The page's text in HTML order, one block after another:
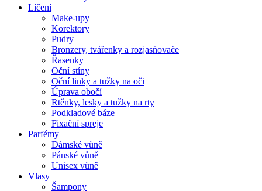
Líčení
Make-upy
Korektory
Pudry
Bronzery, tvářenky a rozjasňovače
Řasenky
Oční stíny
Oční linky a tužky na oči
Úprava obočí
Rtěnky, lesky a tužky na rty
Podkladové báze
Fixační spreje
Parfémy
Dámské vůně
Pánské vůně
Unisex vůně
Vlasy
Šampony